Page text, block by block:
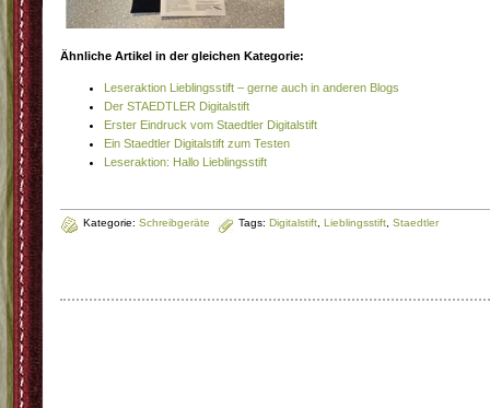
Ähnliche Artikel in der gleichen Kategorie:
Leseraktion Lieblingsstift – gerne auch in anderen Blogs
Der STAEDTLER Digitalstift
Erster Eindruck vom Staedtler Digitalstift
Ein Staedtler Digitalstift zum Testen
Leseraktion: Hallo Lieblingsstift
Kategorie: Schreibgeräte Tags: Digitalstift Lieblingsstift Staedtler